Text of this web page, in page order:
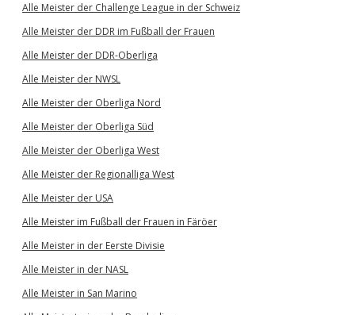
Alle Meister der Challenge League in der Schweiz
Alle Meister der DDR im Fußball der Frauen
Alle Meister der DDR-Oberliga
Alle Meister der NWSL
Alle Meister der Oberliga Nord
Alle Meister der Oberliga Süd
Alle Meister der Oberliga West
Alle Meister der Regionalliga West
Alle Meister der USA
Alle Meister im Fußball der Frauen in Färöer
Alle Meister in der Eerste Divisie
Alle Meister in der NASL
Alle Meister in San Marino